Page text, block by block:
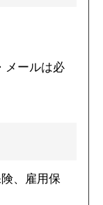
メールは必
、雇用保